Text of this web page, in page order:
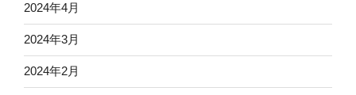
2024年4月
2024年3月
2024年2月